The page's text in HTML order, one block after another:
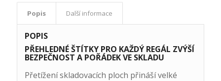
Popis Další informace
POPIS
PŘEHLEDNÉ ŠTÍTKY PRO KAŽDÝ REGÁL ZVÝŠÍ
BEZPEČNOST A POŘÁDEK VE SKLADU
Přetížení skladovacích ploch přináší velké